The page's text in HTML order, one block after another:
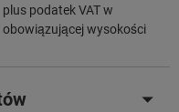
plus podatek VAT w
obowiązującej wysokości